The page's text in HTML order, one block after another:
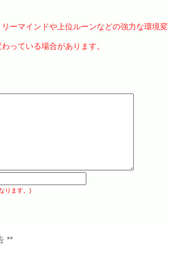
ーマインドや上位ルーンなどの強力な環境変
っている場合があります。
ります。)
**